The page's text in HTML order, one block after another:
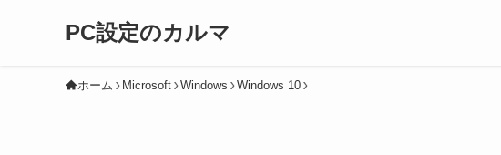
PC設定のカルマ
ホーム Microsoft Windows Windows 10